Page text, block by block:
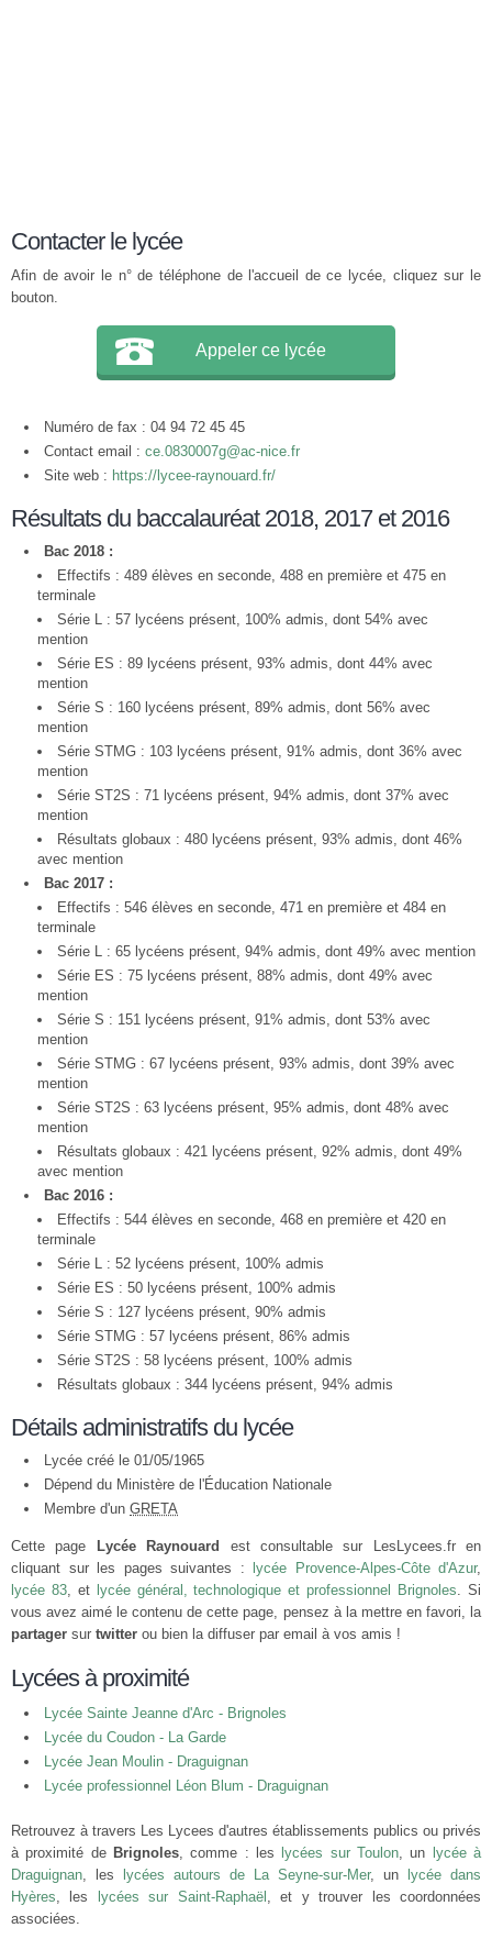
Contacter le lycée
Afin de avoir le n° de téléphone de l'accueil de ce lycée, cliquez sur le
bouton.
Appeler ce lycée
Numéro de fax : 04 94 72 45 45
Contact email : ce.0830007g@ac-nice.fr
Site web : https://lycee-raynouard.fr/
Résultats du baccalauréat 2018, 2017 et 2016
Bac 2018 :
Effectifs : 489 élèves en seconde, 488 en première et 475 en
terminale
Série L : 57 lycéens présent, 100% admis, dont 54% avec
mention
Série ES : 89 lycéens présent, 93% admis, dont 44% avec
mention
Série S : 160 lycéens présent, 89% admis, dont 56% avec
mention
Série STMG : 103 lycéens présent, 91% admis, dont 36% avec
mention
Série ST2S : 71 lycéens présent, 94% admis, dont 37% avec
mention
Résultats globaux : 480 lycéens présent, 93% admis, dont 46%
avec mention
Bac 2017 :
Effectifs : 546 élèves en seconde, 471 en première et 484 en
terminale
Série L : 65 lycéens présent, 94% admis, dont 49% avec mention
Série ES : 75 lycéens présent, 88% admis, dont 49% avec
mention
Série S : 151 lycéens présent, 91% admis, dont 53% avec
mention
Série STMG : 67 lycéens présent, 93% admis, dont 39% avec
mention
Série ST2S : 63 lycéens présent, 95% admis, dont 48% avec
mention
Résultats globaux : 421 lycéens présent, 92% admis, dont 49%
avec mention
Bac 2016 :
Effectifs : 544 élèves en seconde, 468 en première et 420 en
terminale
Série L : 52 lycéens présent, 100% admis
Série ES : 50 lycéens présent, 100% admis
Série S : 127 lycéens présent, 90% admis
Série STMG : 57 lycéens présent, 86% admis
Série ST2S : 58 lycéens présent, 100% admis
Résultats globaux : 344 lycéens présent, 94% admis
Détails administratifs du lycée
Lycée créé le 01/05/1965
Dépend du Ministère de l'Éducation Nationale
Membre d'un GRETA
Cette page Lycée Raynouard
est consultable sur LesLycees.fr en
cliquant sur les pages suivantes :
lycée Provence-Alpes-Côte d'Azur,
lycée 83, et lycée général, technologique et professionnel Brignoles. Si
vous avez aimé le contenu de cette page, pensez à la mettre en favori, la
partager sur twitter ou bien la diffuser par email à vos amis !
Lycées à proximité
Lycée Sainte Jeanne d'Arc - Brignoles
Lycée du Coudon - La Garde
Lycée Jean Moulin - Draguignan
Lycée professionnel Léon Blum - Draguignan
Retrouvez à travers Les Lycees d'autres établissements publics ou privés
à proximité de Brignoles, comme : les lycées sur Toulon, un
lycée à
Draguignan, les lycées autours de La Seyne-sur-Mer, un
lycée dans
Hyères, les lycées sur Saint-Raphaël , et y trouver les coordonnées
associées.